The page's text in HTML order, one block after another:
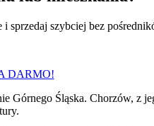
i sprzedaj szybciej bez
DARMO!
Górnego Śląska. Chorzów, z